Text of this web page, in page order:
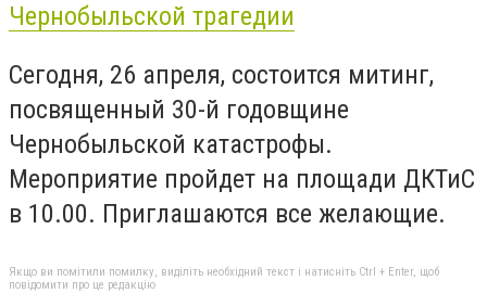
Чернобыльской трагедии
Сегодня, 26 апреля, состоится митинг,
посвященный 30-й годовщине
Чернобыльской катастрофы.
Мероприятие пройдет на площади ДКТиС
в 10.00. Приглашаются все желающие.
Якщо ви помітили помилку, виділіть необхідний текст і натисніть Ctrl + Enter, щоб
повідомити про це редакцію